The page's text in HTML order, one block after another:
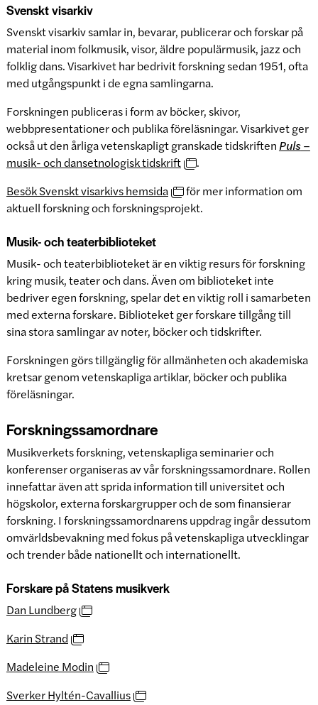
Svenskt visarkiv
Svenskt visarkiv samlar in, bevarar, publicerar och forskar på
material inom folkmusik, visor, äldre populärmusik, jazz och
folklig dans. Visarkivet har bedrivit forskning sedan 1951, ofta
med utgångspunkt i de egna samlingarna.
Forskningen publiceras i form av böcker, skivor,
webbpresentationer och publika föreläsningar. Visarkivet ger
också ut den årliga vetenskapligt granskade tidskriften Puls–
musik- och dansetnologisk tidskrift
.
Besök Svenskt visarkivs hemsida
för mer information om
aktuell forskning och forskningsprojekt.
Musik- och teaterbiblioteket
Musik- och teaterbiblioteket är en viktig resurs för forskning
kring musik, teater och dans. Även om biblioteket inte
bedriver egen forskning, spelar det en viktig roll i samarbeten
med externa forskare. Biblioteket ger forskare tillgång till
sina stora samlingar av noter, böcker och tidskrifter.
Forskningen görs tillgänglig för allmänheten och akademiska
kretsar genom vetenskapliga artiklar, böcker och publika
föreläsningar.
Forskningssamordnare
Musikverkets forskning, vetenskapliga seminarier och
konferenser organiseras av vår forskningssamordnare. Rollen
innefattar även att sprida information till universitet och
högskolor, externa forskargrupper och de som finansierar
forskning. I forskningssamordnarens uppdrag ingår dessutom
omvärldsbevakning med fokus på vetenskapliga utvecklingar
och trender både nationellt och internationellt.
Forskare på Statens musikverk
Dan Lundberg
Karin Strand
Madeleine Modin
Sverker Hyltén-Cavallius